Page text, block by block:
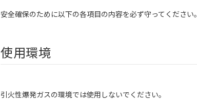
安全確保のために以下の各項目の内容を必ず守ってください。
使用環境
引火性爆発ガスの環境では使用しないでください。